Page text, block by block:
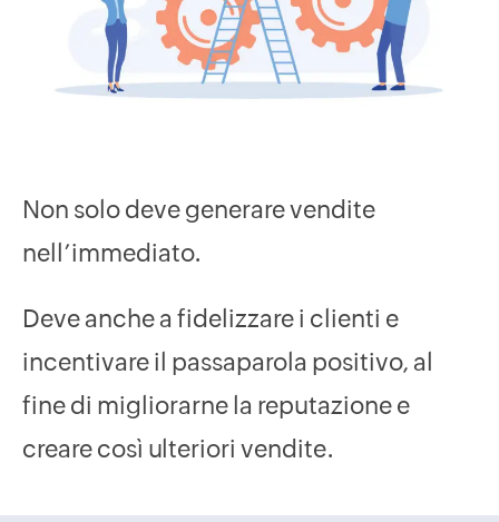
Non solo deve generare vendite
nell’immediato.
Deve anche a fidelizzare i clienti e
incentivare il passaparola positivo, al
fine di migliorarne la reputazione e
creare così ulteriori vendite.